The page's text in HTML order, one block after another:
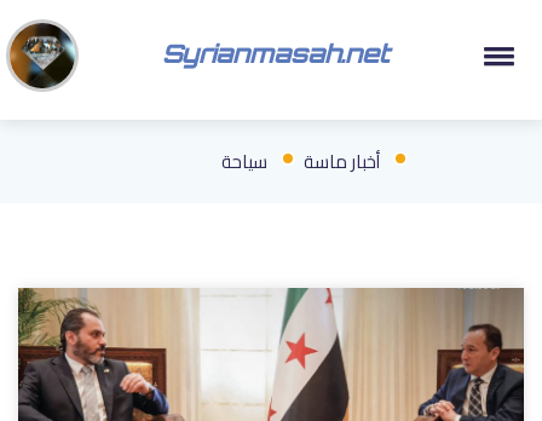
Syrianmasah.net
أخبار ماسة سياحة